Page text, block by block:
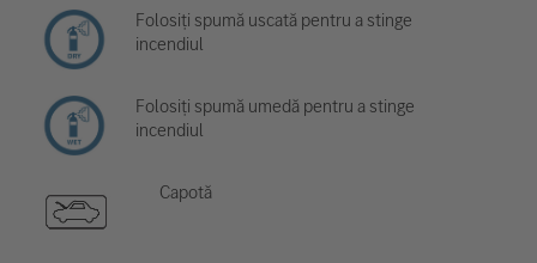
Folosiți spumă uscată pentru a stinge
incendiul
Folosiți spumă umedă pentru a stinge
incendiul
Capotă